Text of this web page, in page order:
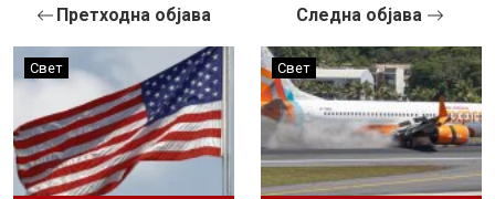
Претходна објава
Свет
Следна објава
Свет